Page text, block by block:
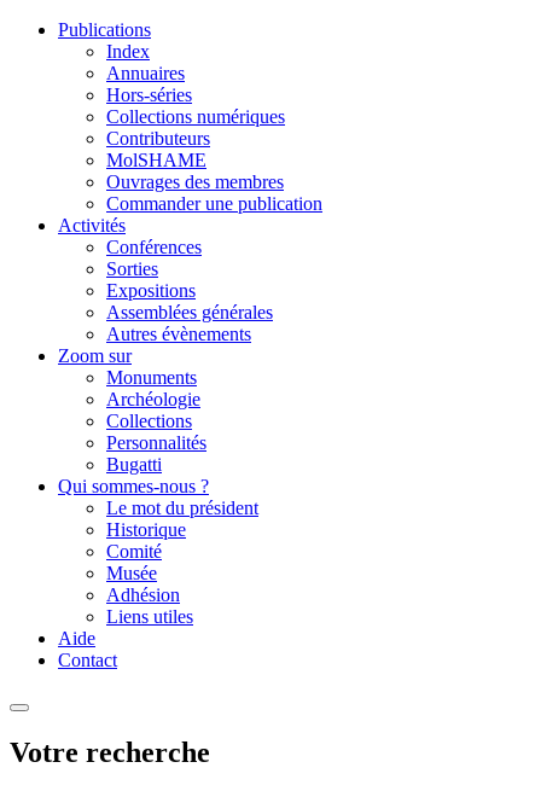
Publications
Index
Annuaires
Hors-séries
Collections numériques
Contributeurs
MolSHAME
Ouvrages des membres
Commander une publication
Activités
Conférences
Sorties
Expositions
Assemblées générales
Autres évènements
Zoom sur
Monuments
Archéologie
Collections
Personnalités
Bugatti
Qui sommes-nous ?
Le mot du président
Historique
Comité
Musée
Adhésion
Liens utiles
Aide
Contact
Votre recherche